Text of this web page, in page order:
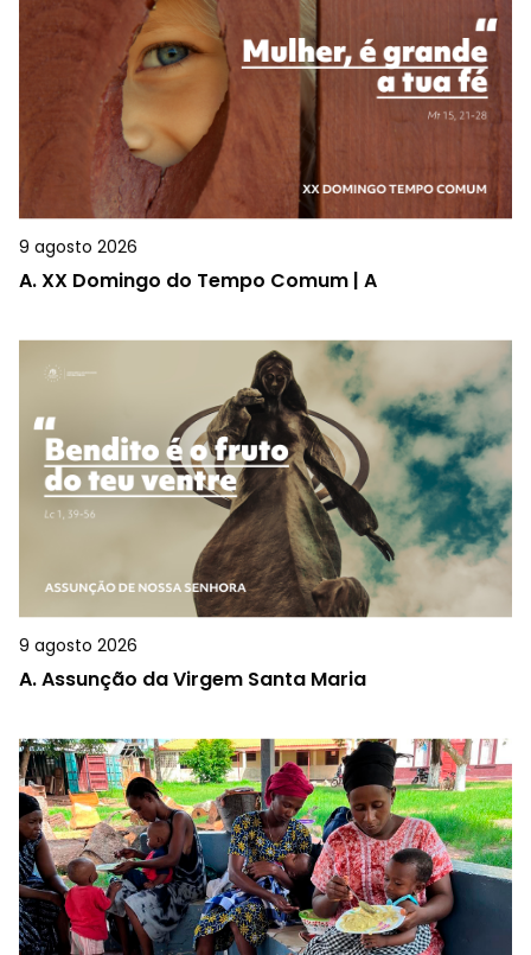
9 agosto 2026
A.XX Domingo do Tempo Comum | A
9 agosto 2026
A.Assunção da Virgem Santa Maria